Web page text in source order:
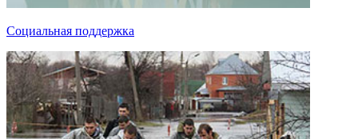
Социальная поддержка